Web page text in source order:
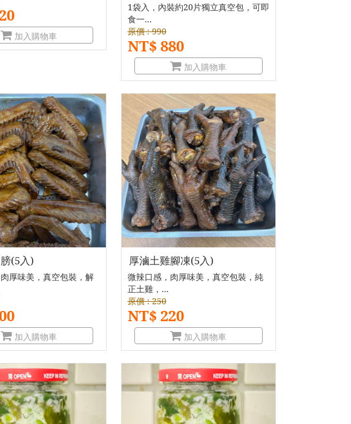
加入購物車
1袋入，內裝約20片獨立真空包，可即
食一...
原價 : 990
NT$ 880
加入購物車
(5入)
厚味美，真空包裝，解
加入購物車
厚滷土雞腳凍(5入)
微辣口感，肉厚味美，真空包裝，純
正土雞，...
原價 : 250
NT$ 220
加入購物車